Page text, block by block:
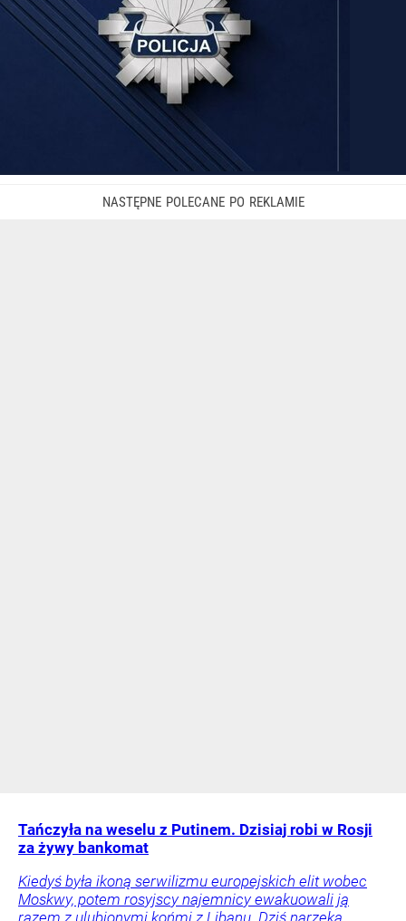
Tańczyła na weselu z Putinem. Dzisiaj robi w Rosji
za żywy bankomat
Kiedyś była ikoną serwilizmu europejskich elit wobec
Moskwy, potem rosyjscy najemnicy ewakuowali ją
razem z ulubionymi końmi z Libanu. Dziś narzeka